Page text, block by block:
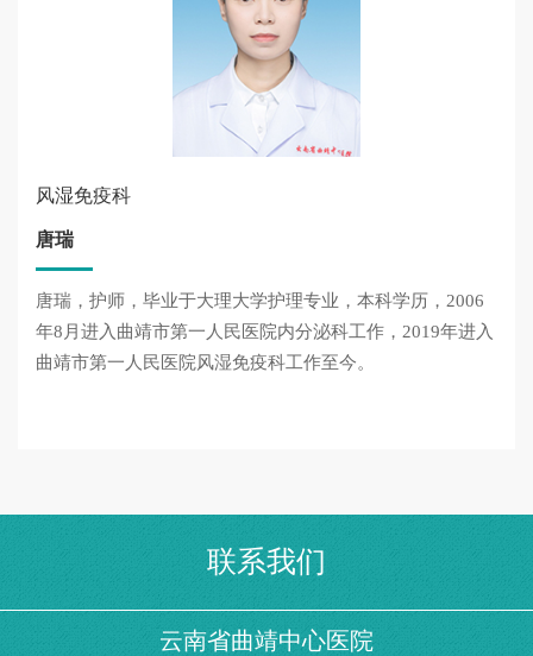
风湿免疫科
唐瑞
唐瑞，护师，毕业于大理大学护理专业，本科学历，2006
年8月进入曲靖市第一人民医院内分泌科工作，2019年进入
曲靖市第一人民医院风湿免疫科工作至今。
联系我们
云南省曲靖中心医院